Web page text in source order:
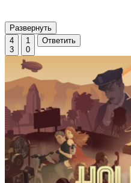
Развернуть
4
3
1
0
Ответить